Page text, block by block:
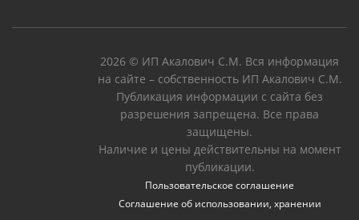
2026 © ИП Акалович С.М. Вся информация
на сайте – собственность ИП Акалович С.М.
Публикация информации с сайта без
разрешения запрещена. Все права
защищены.
Наличие и цены действительны на момент
публикации.
Пользовательское соглашение
Соглашение об использовании, хранении